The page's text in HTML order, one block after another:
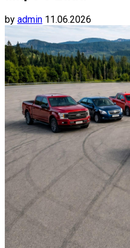
by admin 11.06.2026